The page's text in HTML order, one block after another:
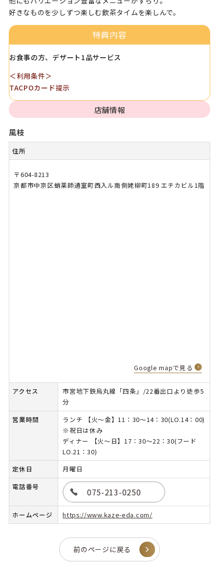
好きなものを少しずつ楽しむ飲茶タイムを楽しんで。
特典内容
お食事の方、デザート1品サービス
＜利用条件＞
TACPOカード提示
店舗情報
風枝
住所
〒604-8213
京都市中京区蛸薬師通室町西入ル南側姥柳町189 エチカビル1階
Google mapで見る
アクセス
市営地下鉄烏丸線「四条」/22番出口より徒歩5
分
営業時間
ランチ 【火～金】11：30～14：30(LO.14：00)
※祝日は休み
ディナー 【火～日】17：30～22：30(フード
LO.21：30)
定休日
月曜日
電話番号
075-213-0250
ホームページ https://www.kaze-eda.com/
前のページに戻る